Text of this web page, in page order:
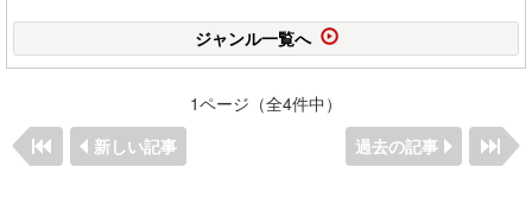
ジャンル一覧へ
1ページ（全4件中）
新しい記事
過去の記事